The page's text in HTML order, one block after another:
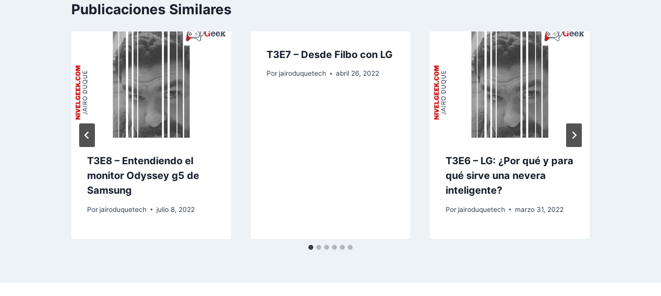
Publicaciones Similares
T3E8 – Entendiendo el
monitor Odyssey g5 de
Samsung
Por jairoduquetech julio 8, 2022
T3E7 – Desde Filbo con LG
Por jairoduquetech abril 26, 2022
T3E6 – LG: ¿Por qué y para
qué sirve una nevera
inteligente?
Por jairoduquetech marzo 31, 2022